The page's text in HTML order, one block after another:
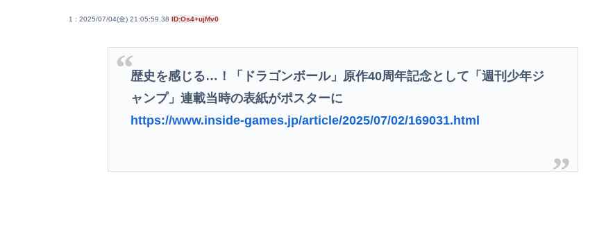
1 : 2025/07/04(金) 21:05:59.38 ID:Os4+ujMv0
歴史を感じる…！「ドラゴンボール」原作40周年記念として「週刊少年ジ
ャンプ」連載当時の表紙がポスターに
https://www.inside-games.jp/article/2025/07/02/169031.html